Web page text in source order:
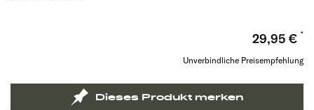
29,95 €
Unverbindliche Preisempfehlung
Dieses Produkt merken